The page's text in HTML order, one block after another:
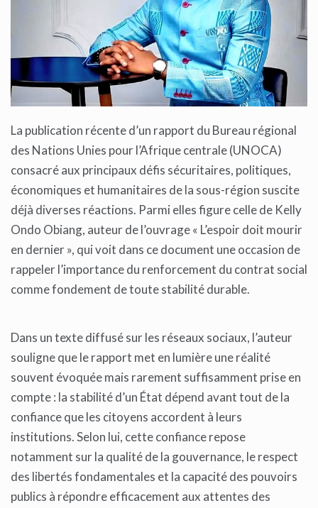
La publication récente d’un rapport du Bureau régional
des Nations Unies pour l’Afrique centrale (UNOCA)
consacré aux principaux défis sécuritaires, politiques,
économiques et humanitaires de la sous-région suscite
déjà diverses réactions. Parmi elles figure celle de Kelly
Ondo Obiang, auteur de l’ouvrage « L’espoir doit mourir
en dernier », qui voit dans ce document une occasion de
rappeler l’importance du renforcement du contrat social
comme fondement de toute stabilité durable.
Dans un texte diffusé sur les réseaux sociaux, l’auteur
souligne que le rapport met en lumière une réalité
souvent évoquée mais rarement suffisamment prise en
compte : la stabilité d’un État dépend avant tout de la
confiance que les citoyens accordent à leurs
institutions. Selon lui, cette confiance repose
notamment sur la qualité de la gouvernance, le respect
des libertés fondamentales et la capacité des pouvoirs
publics à répondre efficacement aux attentes des